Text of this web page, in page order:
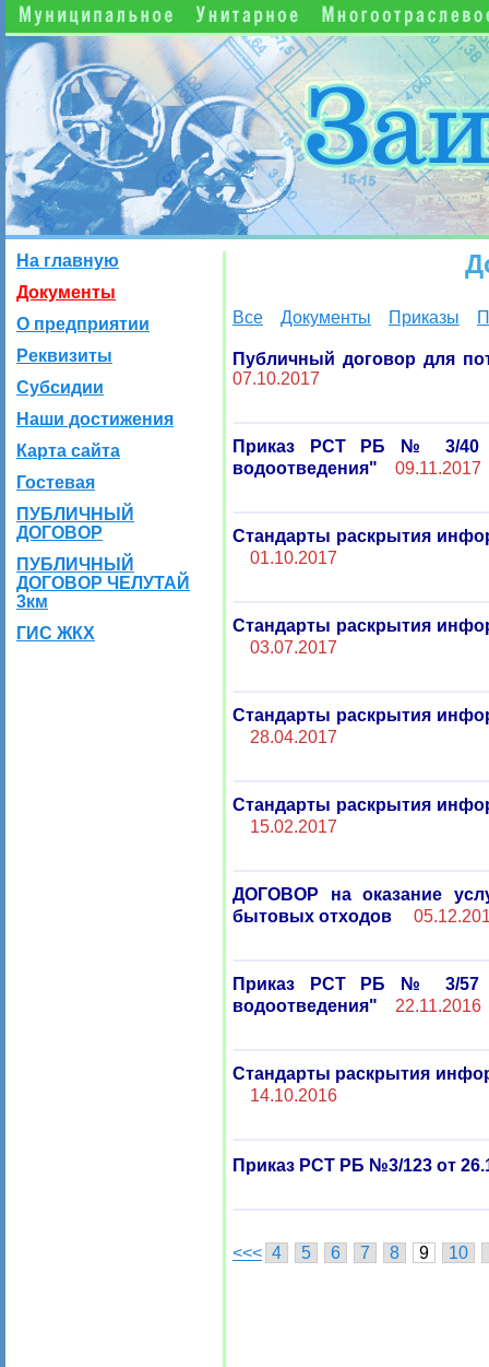
На главную
Документы
О предприятии
Реквизиты
Субсидии
Наши достижения
Карта сайта
Гостевая
ПУБЛИЧНЫЙ
ДОГОВОР
ПУБЛИЧНЫЙ
ДОГОВОР ЧЕЛУТАЙ
3км
ГИС ЖКХ
Все Документы Приказы
Публичный договор для
07.10.2017
Приказ РСТ РБ № 3/40
водоотведения"
09.11.2017
Стандарты раскрытия
01.10.2017
Стандарты раскрытия
03.07.2017
Стандарты раскрытия
28.04.2017
Стандарты раскрытия
15.02.2017
ДОГОВОР на оказание
бытовых отходов
Приказ РСТ РБ № 3/57
водоотведения"
22.11.2016
Стандарты раскрытия
14.10.2016
Приказ РСТ РБ №3/123 от
<<< 4 5 6 7 8 9 10